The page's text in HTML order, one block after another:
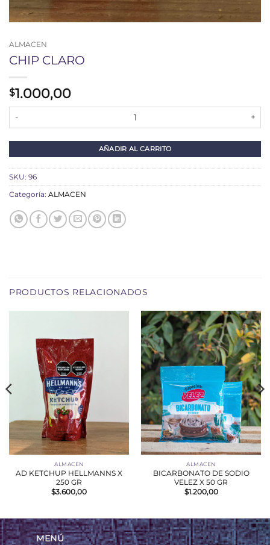
ALMACEN
CHIP CLARO
$1.000,00
AÑADIR AL CARRITO
SKU: 96
Categoría: ALMACEN
PRODUCTOS RELACIONADOS
ALMACEN
AD KETCHUP HELLMANNS X
250 GR
$3.600,00
ALMACEN
BICARBONATO DE SODIO
VELEZ X 50 GR
$1.200,00
MENÚ